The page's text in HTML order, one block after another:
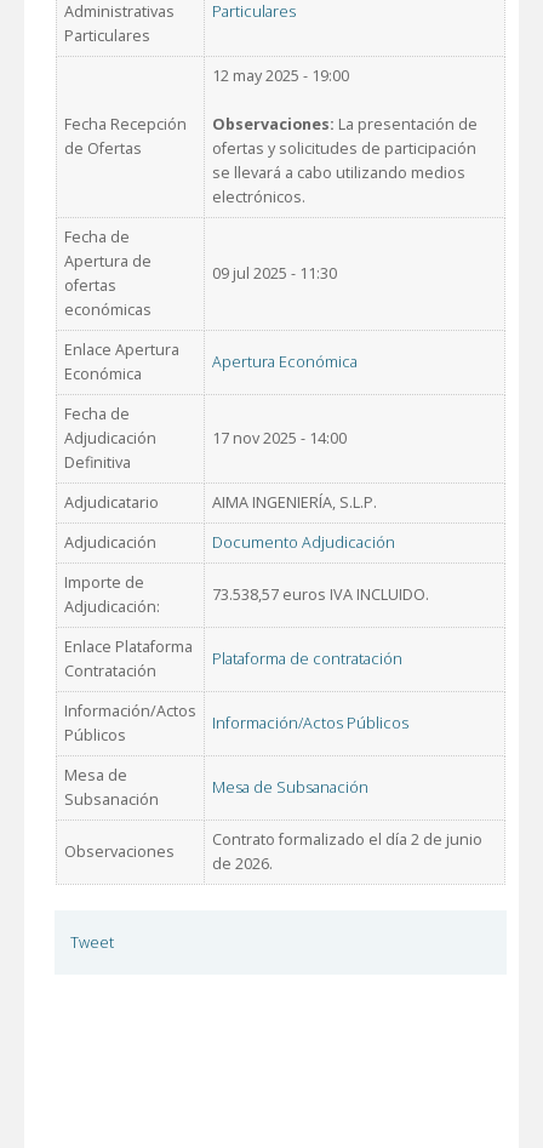
Administrativas
Particulares
Particulares
Fecha Recepción
de Ofertas
12 may 2025 - 19:00
Observaciones: La presentación de
ofertas y solicitudes de participación
se llevará a cabo utilizando medios
electrónicos.
Fecha de
Apertura de
ofertas
económicas
09 jul 2025 - 11:30
Enlace Apertura
Económica
Apertura Económica
Fecha de
Adjudicación
Definitiva
17 nov 2025 - 14:00
Adjudicatario
AIMA INGENIERÍA, S.L.P.
Adjudicación
Documento Adjudicación
Importe de
Adjudicación:
73.538,57 euros IVA INCLUIDO.
Enlace Plataforma
Contratación
Plataforma de contratación
Información/Actos
Públicos
Información/Actos Públicos
Mesa de
Subsanación
Mesa de Subsanación
Observaciones
Contrato formalizado el día 2 de junio
de 2026.
Tweet